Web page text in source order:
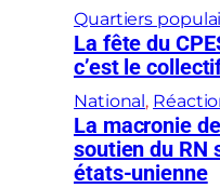
Quartiers
La fête du
c’est le
National ,
La macronie
soutien du RN
états-unienne